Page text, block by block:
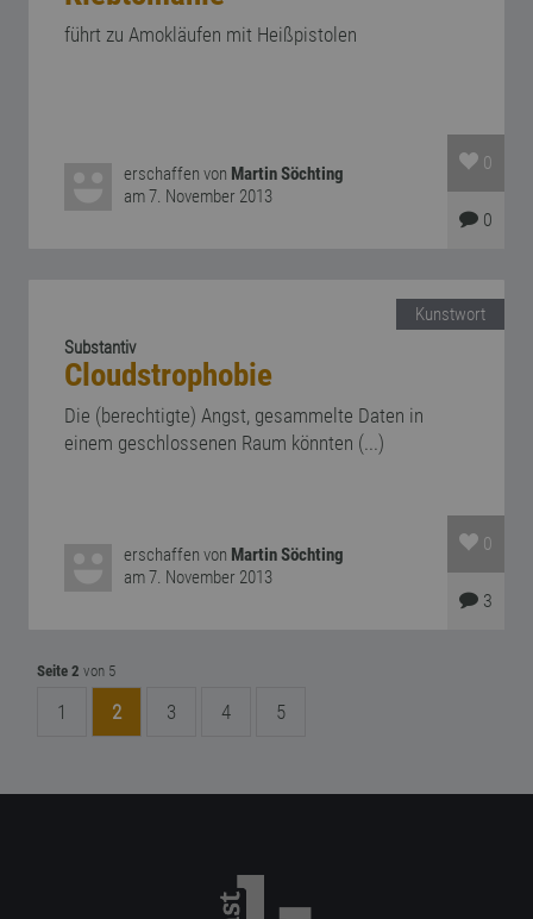
führt zu Amokläufen mit Heißpistolen
erschaffen von Martin Söchting
am 7. November 2013
0
0
Kunstwort
Substantiv
Cloudstrophobie
Die (berechtigte) Angst, gesammelte Daten in
einem geschlossenen Raum könnten (...)
erschaffen von Martin Söchting
am 7. November 2013
0
3
Seite 2 von 5
1 2 3 4 5